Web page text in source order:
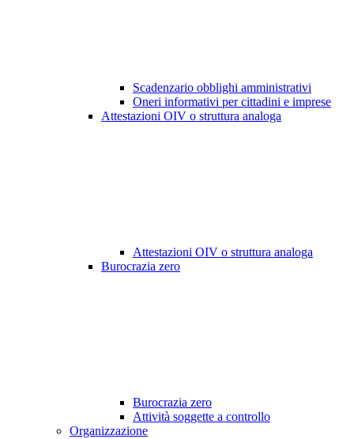
Scadenzario obblighi amministrativi
Oneri informativi per cittadini e imprese
Attestazioni OIV o struttura analoga
Attestazioni OIV o struttura analoga
Burocrazia zero
Burocrazia zero
Attività soggette a controllo
Organizzazione